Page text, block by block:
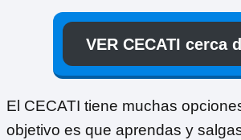
VER CECATI cerca
El CECATI tiene muchas
objetivo es que aprendas y